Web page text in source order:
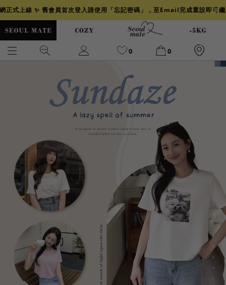
正式上線 ✨ 舊會員首次登入請使用「忘記密碼」，至Email完成重設即可
0 0
背心
透膚 小香 牛仔
襯衫 褲裙 冰感
涼感